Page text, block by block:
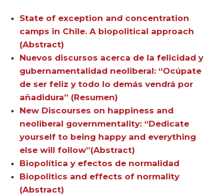
State of exception and concentration
camps in Chile. A biopolitical approach
(Abstract)
Nuevos discursos acerca de la felicidad y
gubernamentalidad neoliberal: “Ocúpate
de ser feliz y todo lo demás vendrá por
añadidura” (Resumen)
New Discourses on happiness and
neoliberal governmentality: “Dedicate
yourself to being happy and everything
else will follow”(Abstract)
Biopolítica y efectos de normalidad
Biopolitics and effects of normality
(Abstract)